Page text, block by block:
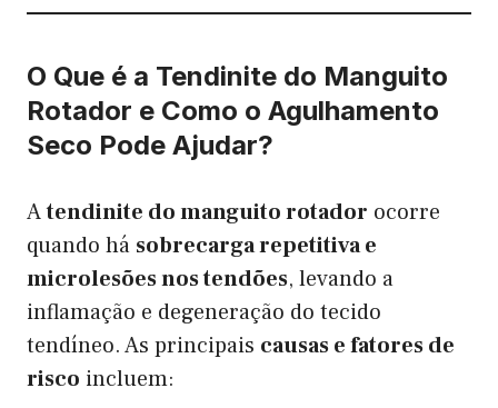
O Que é a Tendinite do Manguito
Rotador e Como o Agulhamento
Seco Pode Ajudar?
Atendinite do manguito rotador ocorre
quando há sobrecarga repetitiva e
microlesões nos tendões, levando a
inflamação e degeneração do tecido
tendíneo. As principais causas e fatores de
risco incluem: